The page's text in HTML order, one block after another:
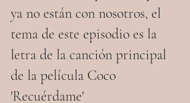
ya no están con nosotros, el
tema de este episodio es la
letra de la canción principal
de la película Coco
'Recuérdame'